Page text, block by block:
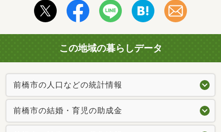
この地域の暮らしデータ
前橋市の人口などの統計情報
前橋市の結婚・育児の助成金